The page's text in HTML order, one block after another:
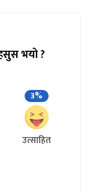
भयो ?
3%
उत्साहित